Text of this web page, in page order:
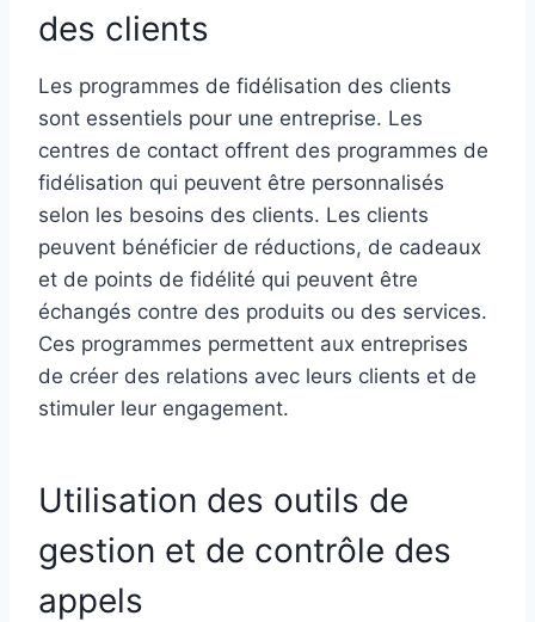
des clients
Les programmes de fidélisation des clients
sont essentiels pour une entreprise. Les
centres de contact offrent des programmes de
fidélisation qui peuvent être personnalisés
selon les besoins des clients. Les clients
peuvent bénéficier de réductions, de cadeaux
et de points de fidélité qui peuvent être
échangés contre des produits ou des services.
Ces programmes permettent aux entreprises
de créer des relations avec leurs clients et de
stimuler leur engagement.
Utilisation des outils de
gestion et de contrôle des
appels